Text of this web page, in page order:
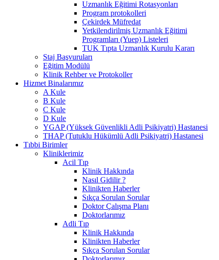
Uzmanlık Eğitimi Rotasyonları
Program protokolleri
Çekirdek Müfredat
Yetkilendirilmiş Uzmanlık Eğitimi
Programları (Yuep) Listeleri
TUK Tıpta Uzmanlık Kurulu Kararı
Staj Başvuruları
Eğitim Modülü
Klinik Rehber ve Protokoller
Hizmet Binalarımız
A Kule
B Kule
C Kule
D Kule
YGAP (Yüksek Güvenlikli Adli Psikiyatri) Hastanesi
THAP (Tutuklu Hükümlü Adli Psikiyatri) Hastanesi
Tıbbi Birimler
Kliniklerimiz
Acil Tıp
Klinik Hakkında
Nasıl Gidilir ?
Klinikten Haberler
Sıkça Sorulan Sorular
Doktor Çalışma Planı
Doktorlarımız
Adli Tıp
Klinik Hakkında
Klinikten Haberler
Sıkça Sorulan Sorular